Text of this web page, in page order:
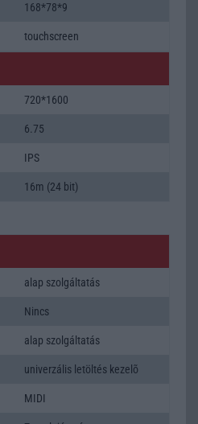
168*78*9
touchscreen
720*1600
6.75
IPS
16m (24 bit)
alap szolgáltatás
Nincs
alap szolgáltatás
univerzális letöltés kezelõ
MIDI